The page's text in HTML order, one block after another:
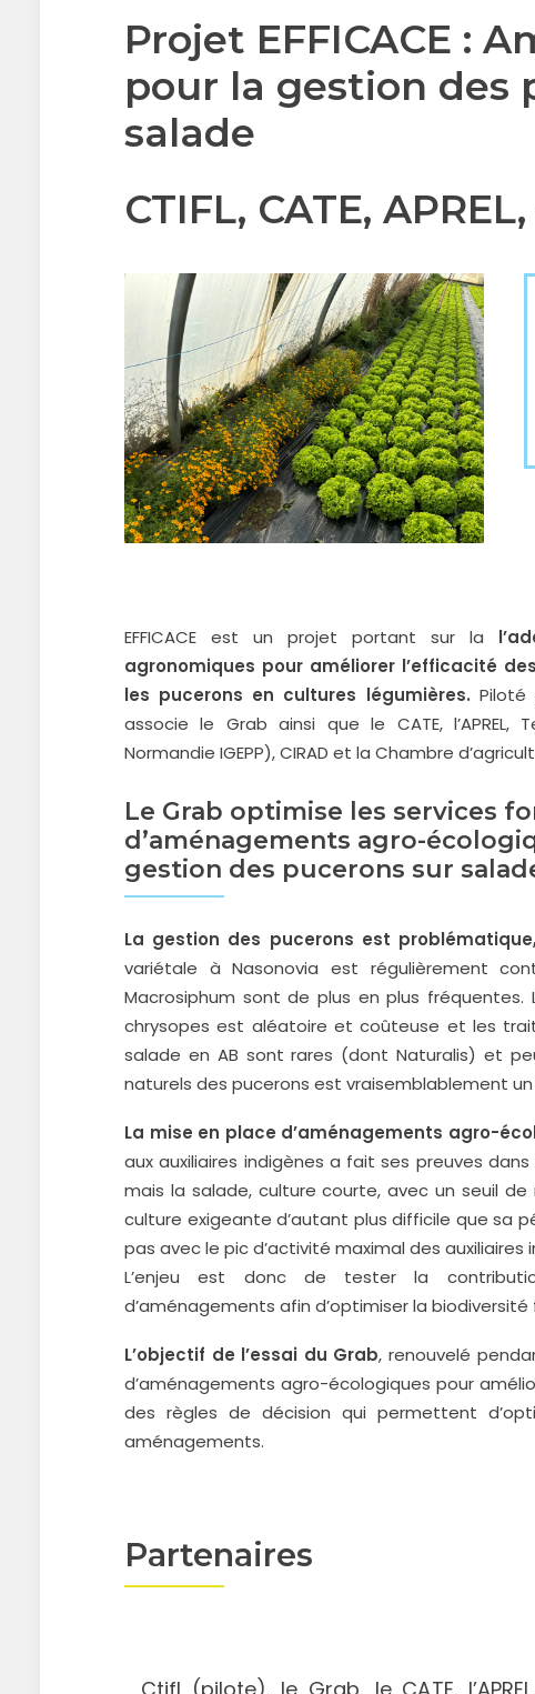
Projet EFFICACE :
pour la gestion des
salade
CTIFL, CATE,
EFFICACE est un projet portant sur la
agronomiques pour améliorer l’efficacité
les pucerons en cultures légumières. Piloté
associe le Grab ainsi que le CATE, l’APREL,
Normandie IGEPP), CIRAD et la Chambre
Le Grab optimise les services
d’aménagements agro-
gestion des pucerons sur
La gestion des pucerons est
variétale à Nasonovia est régulièrement
Macrosiphum sont de plus en plus
chrysopes est aléatoire et coûteuse et les
salade en AB sont rares (dont Naturalis) et
naturels des pucerons est vraisemblablement
La mise en place d’aménagements agro-
aux auxiliaires indigènes a fait ses preuves
mais la salade, culture courte, avec un seuil
culture exigeante d’autant plus difficile que sa
pas avec le pic d’activité maximal des auxiliaires
L’enjeu est donc de tester la
d’aménagements afin d’optimiser la
L’objectif de l’essai du Grab, renouvelé
d’aménagements agro-écologiques pour
des règles de décision qui permettent
aménagements.
Partenaires